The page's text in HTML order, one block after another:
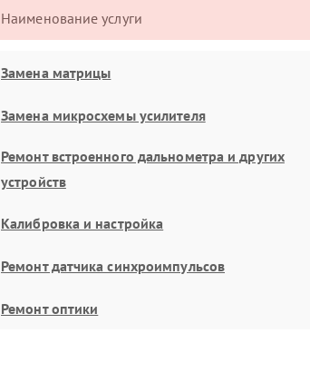
Наименование услуги
Замена матрицы
Замена микросхемы усилителя
Ремонт встроенного дальнометра и других
устройств
Калибровка и настройка
Ремонт датчика синхроимпульсов
Ремонт оптики